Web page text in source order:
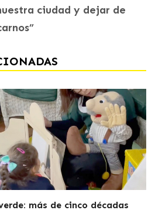
ciudad y dejar de
más de cinco décadas